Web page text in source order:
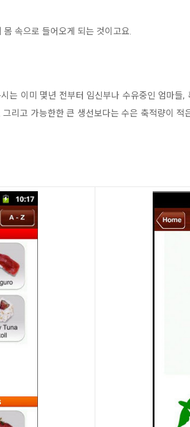
속으로 들어오게 되는 것이고요.
는 이미 몇년 전부터 임신부나 수유중인 엄마들
리고 가능한한 큰 생선보다는 수은 축적량이